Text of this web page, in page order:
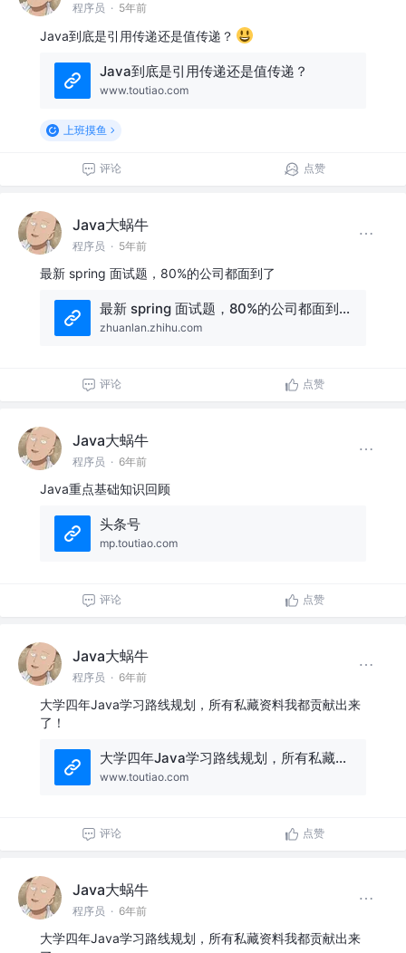
程序员 · 5年前
Java到底是引用传递还是值传递？
Java到底是引用传递还是值传递？
www.toutiao.com
上班摸鱼
评论 点赞
Java大蜗牛
程序员 · 5年前
最新 spring 面试题，80%的公司都面到了
最新 spring 面试题，80%的公司都面到了
zhuanlan.zhihu.com
评论 点赞
Java大蜗牛
程序员 · 6年前
Java重点基础知识回顾
头条号
mp.toutiao.com
评论 点赞
Java大蜗牛
程序员 · 6年前
大学四年Java学习路线规划，所有私藏资料我都贡献出来
了！
大学四年Java学习路线规划，所有私藏资料我都贡献出来了
www.toutiao.com
评论 点赞
Java大蜗牛
程序员 · 6年前
大学四年Java学习路线规划，所有私藏资料我都贡献出来